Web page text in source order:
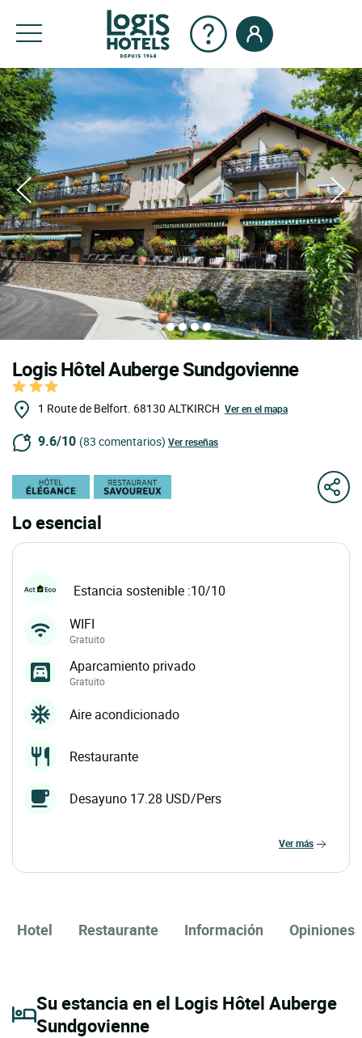
Logis Hôtel Auberge Sundgovienne
1 Route de Belfort. 68130 ALTKIRCH Ver en el mapa
9.6/10 (83 comentarios) Ver reseñas
Lo esencial
Estancia sostenible :10/10
WIFI
Gratuito
Aparcamiento privado
Gratuito
Aire acondicionado
Restaurante
Desayuno 17.28 USD/Pers
ver más
Hotel Restaurante Información Opiniones
Su estancia en el Logis Hôtel Auberge
Sundgovienne